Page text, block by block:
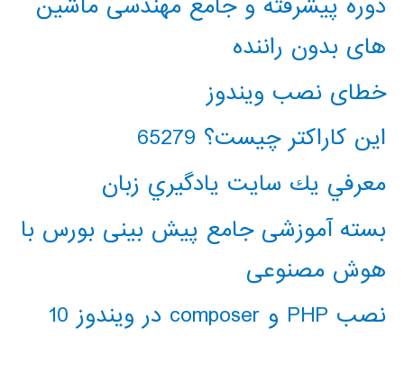
های بدون راننده
خطای نصب ویندوز
این کاراکتر چیست؟ 65279
معرفي يك سايت يادگيري زبان
بسته آموزشی جامع پیش بینی بورس با
هوش مصنوعی
نصب PHP و composer در ویندوز 10